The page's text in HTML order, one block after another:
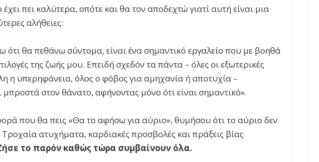
έχει πει καλύτερα, οπότε και θα τον αποδεχτώ γιατί αυτή είναι μια
αλήθειες:
ότι θα πεθάνω σύντομα, είναι ένα σημαντικό εργαλείο που με βοηθά
της ζωής μου. Επειδή σχεδόν τα πάντα – όλες οι εξωτερικές
η υπερηφάνεια, όλος ο φόβος για αμηχανία ή αποτυχία –
μπροστά στον θάνατο, αφήνοντας μόνο ότι είναι σημαντικό».
που θα πεις «Θα το αφήσω για αύριο», θυμήσου ότι το αύριο δεν
Τροχαία ατυχήματα, καρδιακές προσβολές και πράξεις βίας
το παρόν καθώς τώρα συμβαίνουν όλα.